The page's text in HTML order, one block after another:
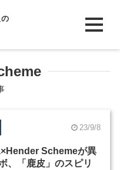
23/9/8
Schemeが異
、「鹿皮」のスピリ